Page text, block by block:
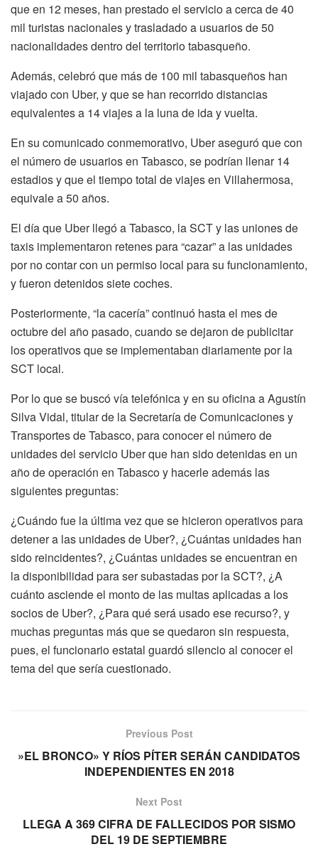
que en 12 meses, han prestado el servicio a cerca de 40
mil turistas nacionales y trasladado a usuarios de 50
nacionalidades dentro del territorio tabasqueño.
Además, celebró que más de 100 mil tabasqueños han
viajado con Uber, y que se han recorrido distancias
equivalentes a 14 viajes a la luna de ida y vuelta.
En su comunicado conmemorativo, Uber aseguró que con
el número de usuarios en Tabasco, se podrían llenar 14
estadios y que el tiempo total de viajes en Villahermosa,
equivale a 50 años.
El día que Uber llegó a Tabasco, la SCT y las uniones de
taxis implementaron retenes para “cazar” a las unidades
por no contar con un permiso local para su funcionamiento,
y fueron detenidos siete coches.
Posteriormente, “la cacería” continuó hasta el mes de
octubre del año pasado, cuando se dejaron de publicitar
los operativos que se implementaban diariamente por la
SCT local.
Por lo que se buscó vía telefónica y en su oficina a Agustín
Silva Vidal, titular de la Secretaría de Comunicaciones y
Transportes de Tabasco, para conocer el número de
unidades del servicio Uber que han sido detenidas en un
año de operación en Tabasco y hacerle además las
siguientes preguntas:
¿Cuándo fue la última vez que se hicieron operativos para
detener a las unidades de Uber?, ¿Cuántas unidades han
sido reincidentes?, ¿Cuántas unidades se encuentran en
la disponibilidad para ser subastadas por la SCT?, ¿A
cuánto asciende el monto de las multas aplicadas a los
socios de Uber?, ¿Para qué será usado ese recurso?, y
muchas preguntas más que se quedaron sin respuesta,
pues, el funcionario estatal guardó silencio al conocer el
tema del que sería cuestionado.
Previous Post
»EL BRONCO» Y RÍOS PÍTER SERÁN CANDIDATOS
INDEPENDIENTES EN 2018
Next Post
LLEGA A 369 CIFRA DE FALLECIDOS POR SISMO
DEL 19 DE SEPTIEMBRE